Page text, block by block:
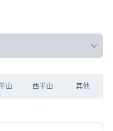
山 西半山 其他